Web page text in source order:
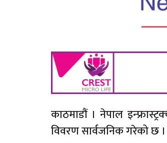
काठमाडौं । नेपाल
विवरण सार्वजनिक गरेको छ